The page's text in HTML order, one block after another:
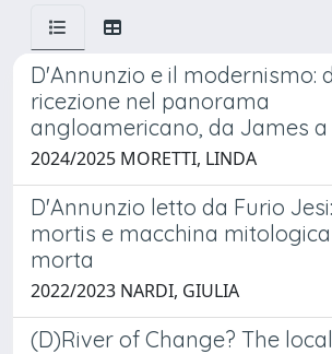
D'Annunzio e il modernismo:
ricezione nel panorama
angloamericano, da James a
2024/2025 MORETTI, LINDA
D'Annunzio letto da Furio
mortis e macchina
morta
2022/2023 NARDI, GIULIA
(D)River of Change? The local